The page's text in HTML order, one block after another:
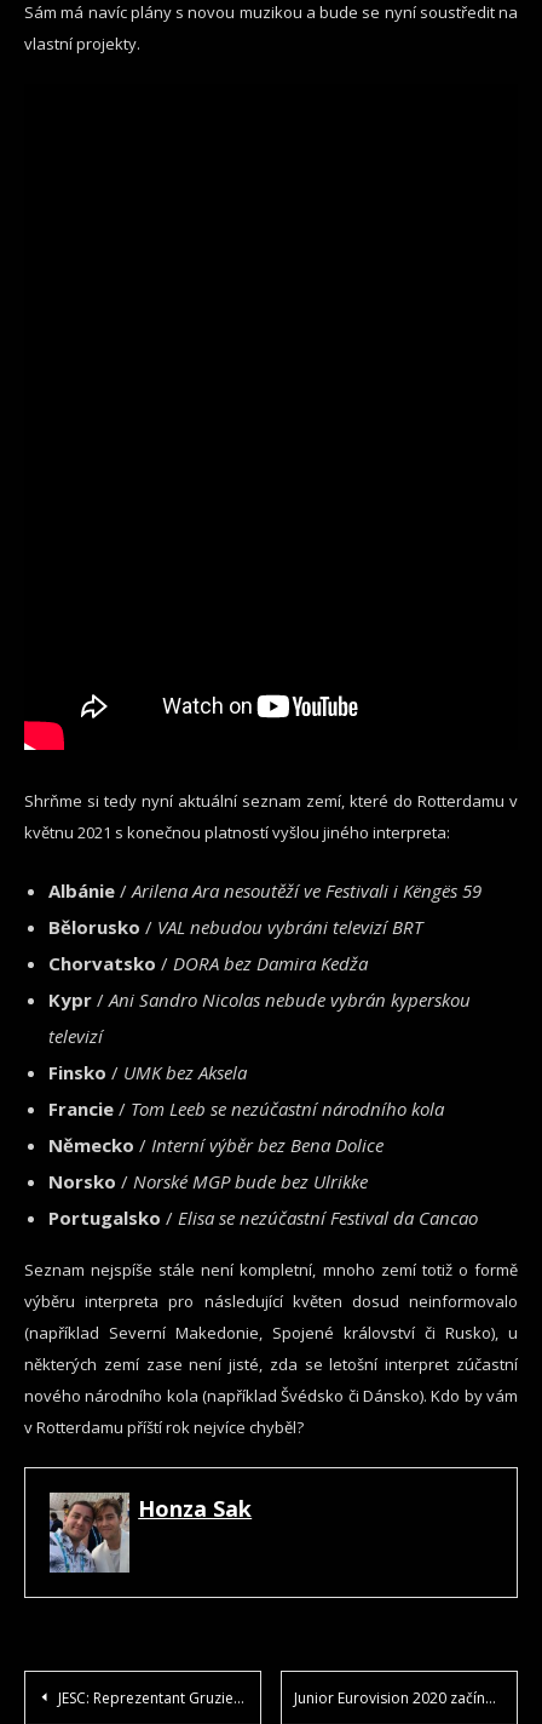
Sám má navíc plány s novou muzikou a bude se nyní soustředit na
vlastní projekty.
Shrňme si tedy nyní aktuální seznam zemí, které do Rotterdamu v
květnu 2021 s konečnou platností vyšlou jiného interpreta:
Albánie /Arilena Ara nesoutěží ve Festivali i Këngës 59
Bělorusko / VAL nebudou vybráni televizí BRT
Chorvatsko / DORA bez Damira Kedža
Kypr /Ani Sandro Nicolas nebude vybrán kyperskou
televizí
Finsko / UMK bez Aksela
Francie / Tom Leeb se nezúčastní národního kola
Německo / Interní výběr bez Bena Dolice
Norsko / Norské MGP bude bez Ulrikke
Portugalsko / Elisa se nezúčastní Festival da Cancao
Seznam nejspíše stále není kompletní, mnoho zemí totiž o formě
výběru interpreta pro následující květen dosud neinformovalo
(například Severní Makedonie, Spojené království či Rusko), u
některých zemí zase není jisté, zda se letošní interpret zúčastní
nového národního kola (například Švédsko či Dánsko). Kdo by vám
v Rotterdamu příští rok nejvíce chyběl?
Honza Sak
NAVIGACE
JESC: Reprezentant Gruzie 2020 Junior Eurovision 2020 začíná